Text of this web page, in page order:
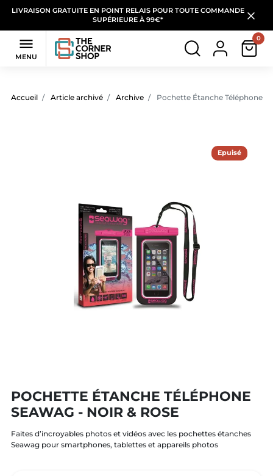
LIVRAISON GRATUITE EN POINT RELAIS POUR TOUTE COMMANDE
SUPÉRIEURE À 99€*

MENU
0
Accueil Article archivé Archive Pochette Étanche Téléphone
Epuisé
POCHETTE ÉTANCHE TÉLÉPHONE
SEAWAG - NOIR & ROSE
Faites d’incroyables photos et vidéos avec les pochettes étanches
Seawag pour smartphones, tablettes et appareils photos